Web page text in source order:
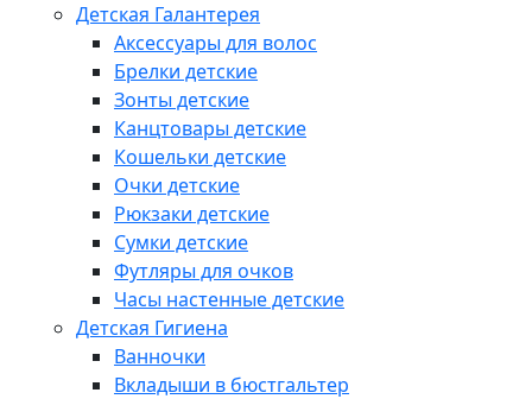
Детская Галантерея
Аксессуары для волос
Брелки детские
Зонты детские
Канцтовары детские
Кошельки детские
Очки детские
Рюкзаки детские
Сумки детские
Футляры для очков
Часы настенные детские
Детская Гигиена
Ванночки
Вкладыши в бюстгальтер